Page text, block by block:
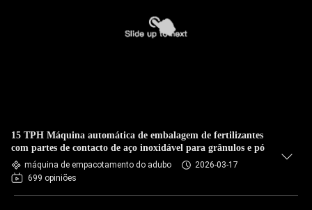
15 TPH Máquina automática de embalagem de fertilizantes
com partes de contacto de aço inoxidável para grânulos e pó
máquina de empacotamento do adubo
2026-03-17
699 opiniões